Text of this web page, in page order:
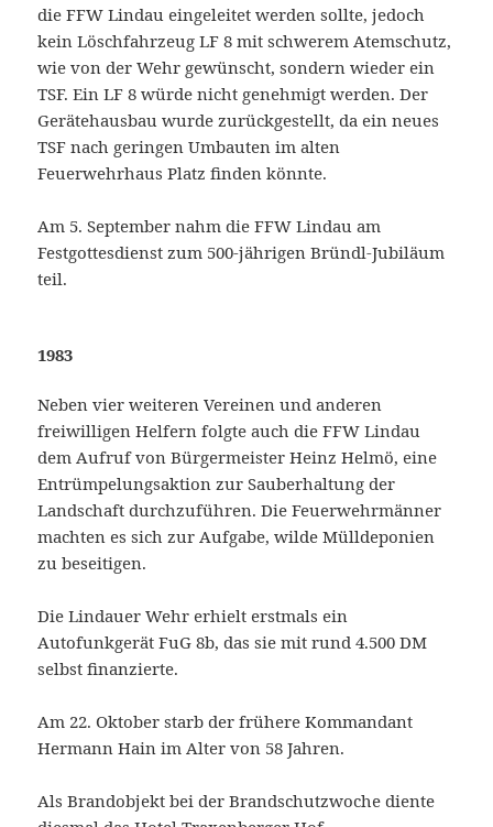
die FFW Lindau eingeleitet werden sollte, jedoch
kein Löschfahrzeug LF 8 mit schwerem Atemschutz,
wie von der Wehr gewünscht, sondern wieder ein
TSF. Ein LF 8 würde nicht genehmigt werden. Der
Gerätehausbau wurde zurückgestellt, da ein neues
TSF nach geringen Umbauten im alten
Feuerwehrhaus Platz finden könnte.
Am 5. September nahm die FFW Lindau am
Festgottesdienst zum 500-jährigen Bründl-Jubiläum
teil.
1983
Neben vier weiteren Vereinen und anderen
freiwilligen Helfern folgte auch die FFW Lindau
dem Aufruf von Bürgermeister Heinz Helmö, eine
Entrümpelungsaktion zur Sauberhaltung der
Landschaft durchzuführen. Die Feuerwehrmänner
machten es sich zur Aufgabe, wilde Mülldeponien
zu beseitigen.
Die Lindauer Wehr erhielt erstmals ein
Autofunkgerät FuG 8b, das sie mit rund 4.500 DM
selbst finanzierte.
Am 22. Oktober starb der frühere Kommandant
Hermann Hain im Alter von 58 Jahren.
Als Brandobjekt bei der Brandschutzwoche diente